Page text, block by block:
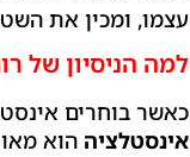
עצמו, ומכין את
למה הניסיון של
כאשר בוחרים
אינסטלציה הוא